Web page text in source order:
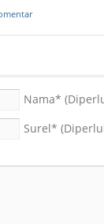
Nama*
Surel*